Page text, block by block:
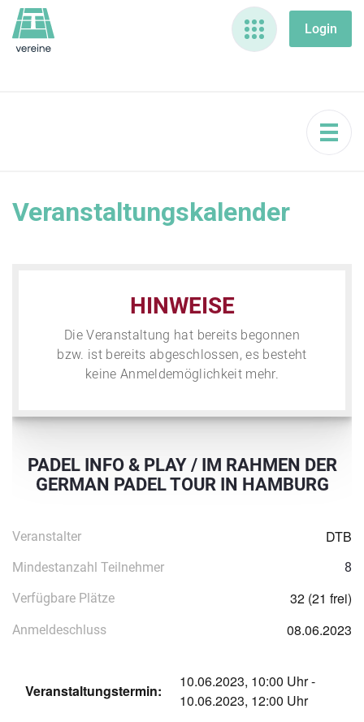
Veranstaltungskalender
HINWEISE
Die Veranstaltung hat bereits begonnen
bzw. ist bereits abgeschlossen, es besteht
keine Anmeldemöglichkeit mehr.
PADEL INFO & PLAY / IM RAHMEN DER
GERMAN PADEL TOUR IN HAMBURG
Veranstalter DTB
Mindestanzahl Teilnehmer 8
Verfügbare Plätze 32 (21 frei)
Anmeldeschluss 08.06.2023
Veranstaltungstermin:
10.06.2023, 10:00 Uhr -
10.06.2023, 12:00 Uhr